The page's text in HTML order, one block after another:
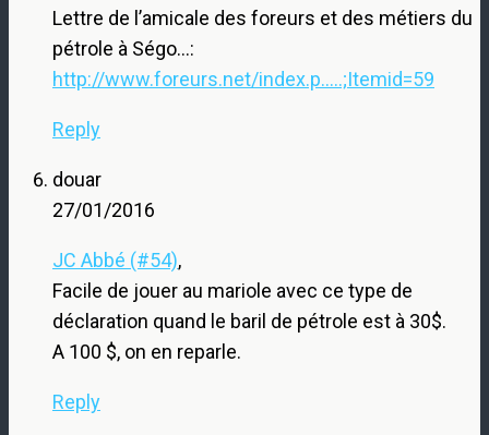
Lettre de l’amicale des foreurs et des métiers du
pétrole à Ségo…:
http://www.foreurs.net/index.p.....;Itemid=59
Reply
douar
27/01/2016
JC Abbé (#54),
Facile de jouer au mariole avec ce type de
déclaration quand le baril de pétrole est à 30$.
A 100 $, on en reparle.
Reply